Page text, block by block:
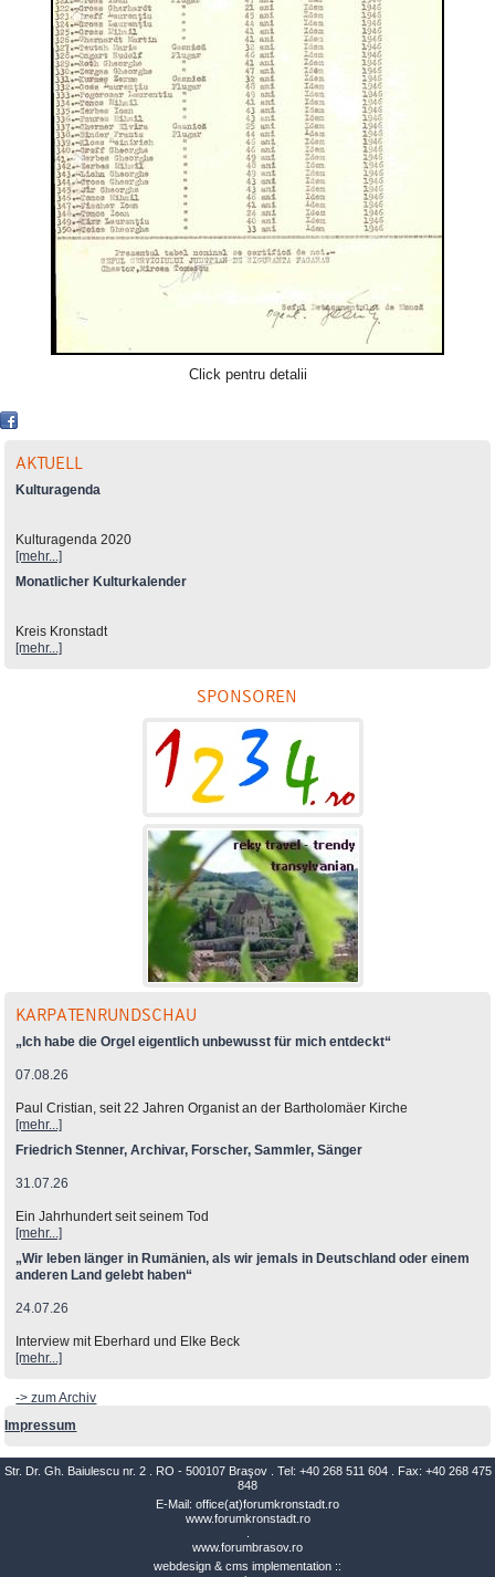
Click pentru detalii
AKTUELL
Kulturagenda
Kulturagenda 2020
[mehr...]
Monatlicher Kulturkalender
Kreis Kronstadt
[mehr...]
SPONSOREN
KARPATENRUNDSCHAU
„Ich habe die Orgel eigentlich unbewusst für mich entdeckt“
07.08.26
Paul Cristian, seit 22 Jahren Organist an der Bartholomäer Kirche
[mehr...]
Friedrich Stenner, Archivar, Forscher, Sammler, Sänger
31.07.26
Ein Jahrhundert seit seinem Tod
[mehr...]
„Wir leben länger in Rumänien, als wir jemals in Deutschland oder einem
anderen Land gelebt haben“
24.07.26
Interview mit Eberhard und Elke Beck
[mehr...]
-> zum Archiv
Impressum
Str. Dr. Gh. Baiulescu nr. 2 . RO - 500107 Braşov . Tel: +40 268 511 604 . Fax: +40 268 475
848
E-Mail: office(at)forumkronstadt.ro
www.forumkronstadt.ro
www.forumbrasov.ro
webdesign & cms implementation ::